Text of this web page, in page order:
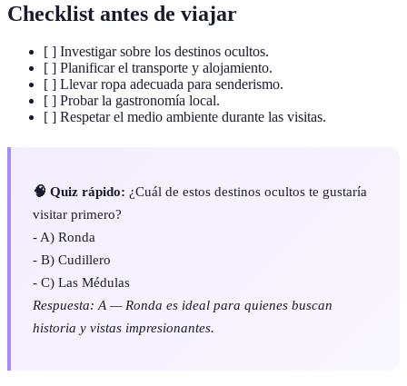
Checklist antes de viajar
[ ] Investigar sobre los destinos ocultos.
[ ] Planificar el transporte y alojamiento.
[ ] Llevar ropa adecuada para senderismo.
[ ] Probar la gastronomía local.
[ ] Respetar el medio ambiente durante las visitas.
🧠 Quiz rápido: ¿Cuál de estos destinos ocultos te gustaría
visitar primero?
- A) Ronda
- B) Cudillero
- C) Las Médulas
Respuesta: A — Ronda es ideal para quienes buscan
historia y vistas impresionantes.